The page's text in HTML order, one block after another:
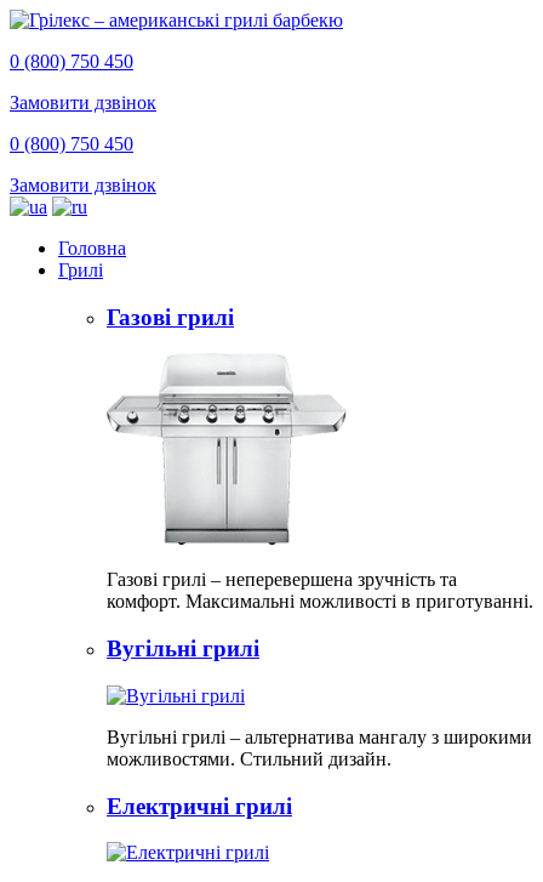
0 (800) 750 450
Замовити дзвінок
0 (800) 750 450
Замовити дзвінок
Головна
Грилі
Газові грилі
Газові грилі – неперевершена зручність та
комфорт. Максимальні можливості в приготуванні.
Вугільні грилі
Вугільні грилі – альтернатива мангалу з широкими
можливостями. Стильний дизайн.
Електричні грилі